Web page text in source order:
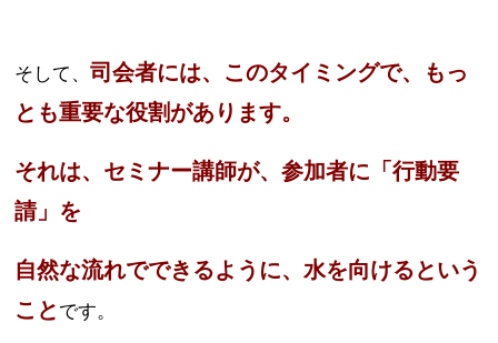
そして、司会者には、このタイミングで、
もっ
とも重要な役割があります。
それは、セミナー講師が、参加者に「行動要
請」を
自然な流れでできるように、水を向けるという
こと です。